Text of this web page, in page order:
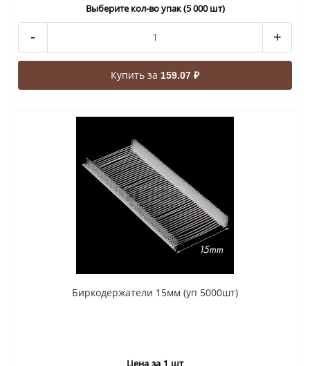
Выберите кол-во упак (5 000 шт)
- +
Купить за 159.07 ₽
Биркодержатели 15мм (уп 5000шт)
Цена за 1 шт